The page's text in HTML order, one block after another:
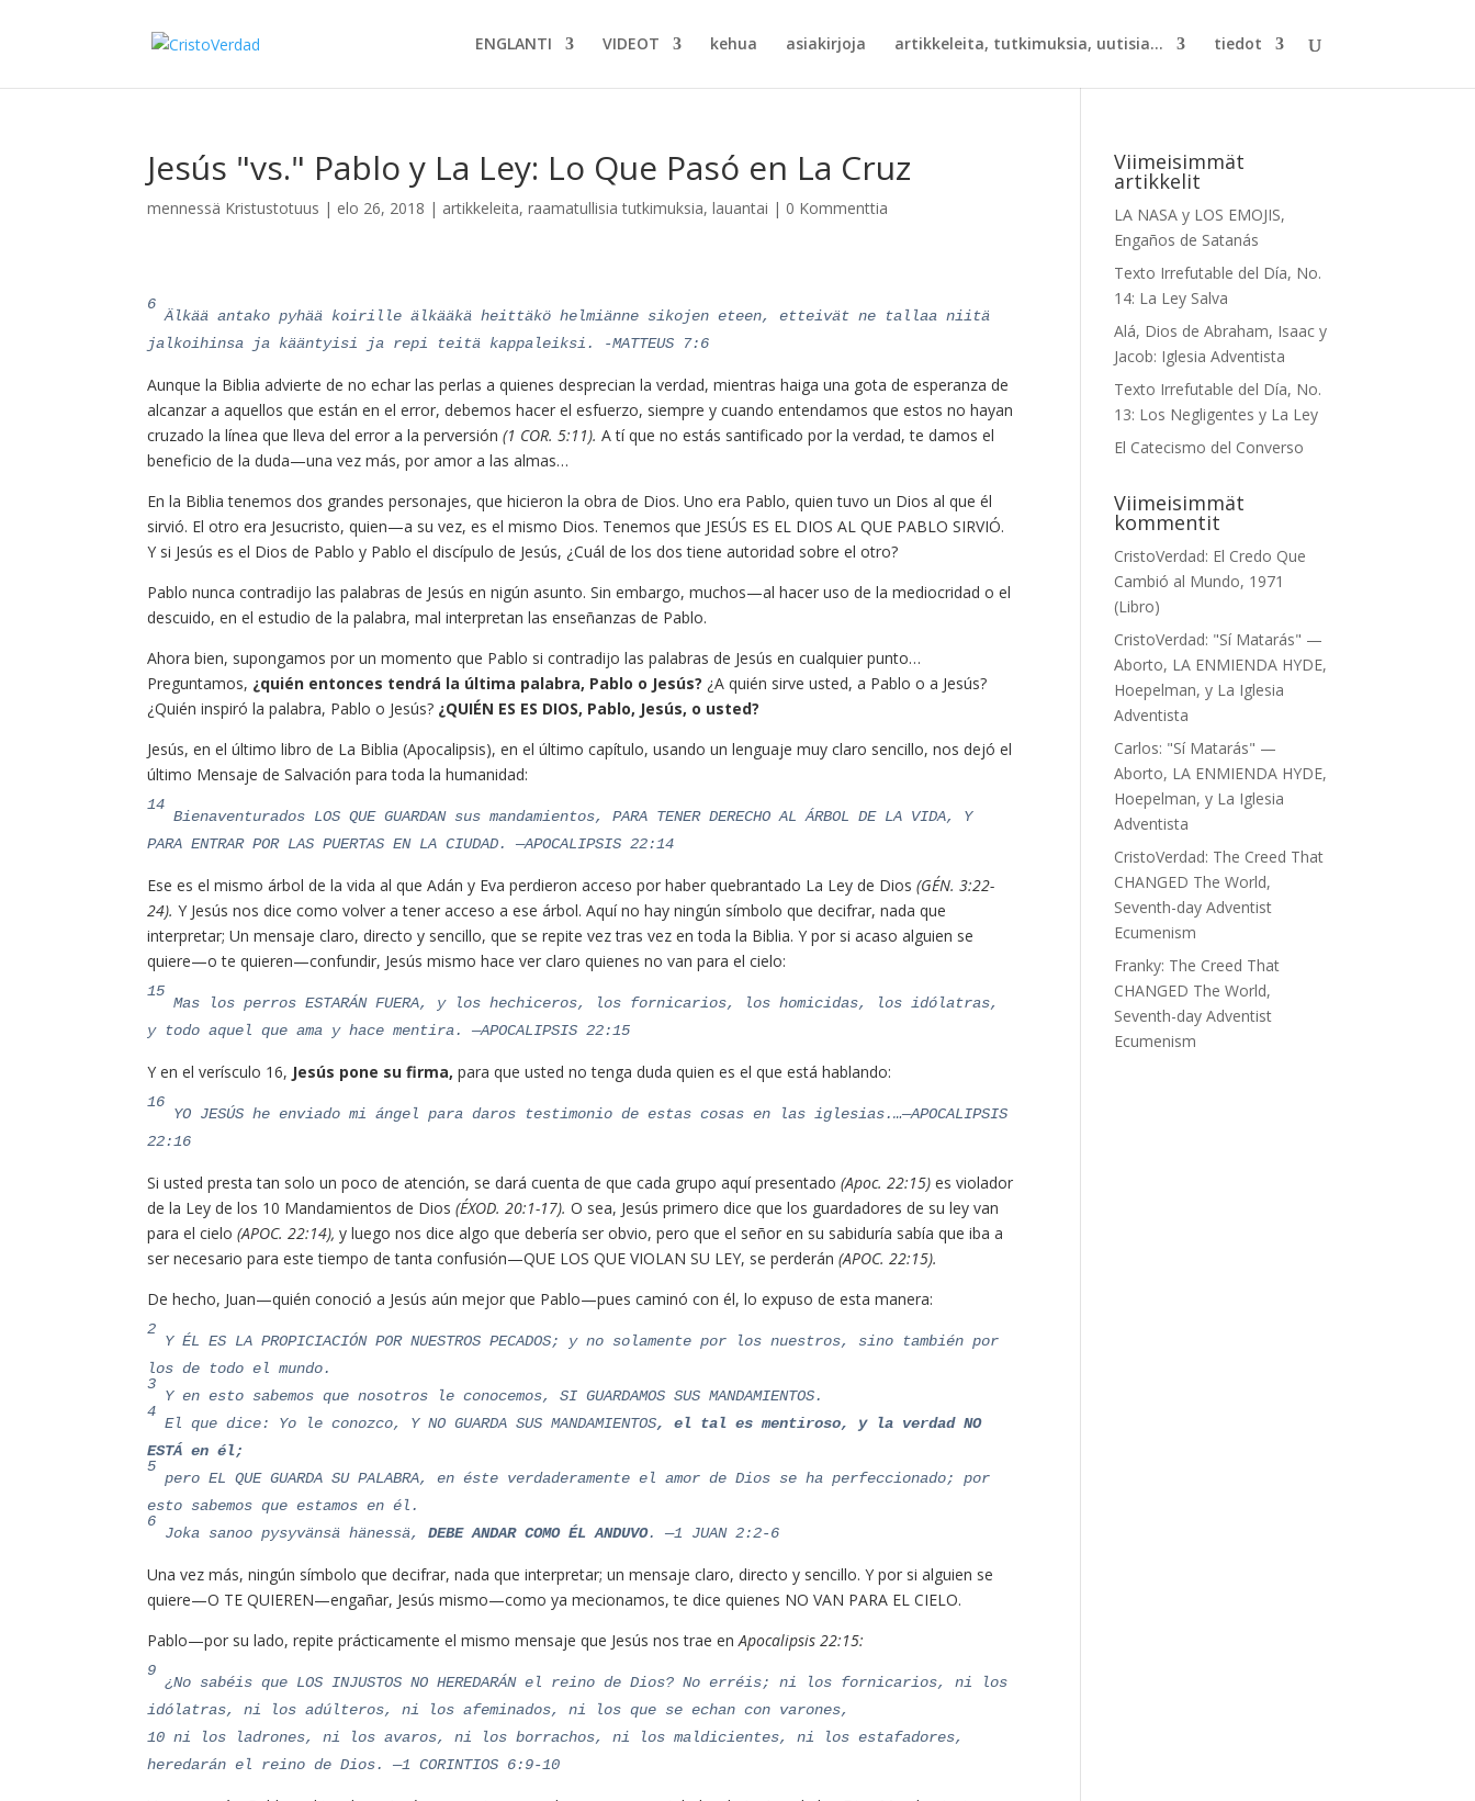
ENGLANTI VIDEOT kehua asiakirjoja artikkeleita, tutkimuksia, uutisia... tiedot
Jesús "vs." Pablo y La Ley: Lo Que Pasó en La Cruz
mennessä Kristustotuus | elo 26, 2018 | artikkeleita,raamatullisia tutkimuksia,lauantai | 0 Kommenttia
6
Älkää antako pyhää koirille älkääkä heittäkö helmiänne sikojen eteen, etteivät ne tallaa niitä
jalkoihinsa ja kääntyisi ja repi teitä kappaleiksi. -MATTEUS 7:6
Aunque la Biblia advierte de no echar las perlas a quienes desprecian la verdad, mientras haiga una gota de esperanza de
alcanzar a aquellos que están en el error, debemos hacer el esfuerzo, siempre y cuando entendamos que estos no hayan
cruzado la línea que lleva del error a la perversión(1 COR. 5:11). A tí que no estás santificado por la verdad, te damos el
beneficio de la duda—una vez más, por amor a las almas…
En la Biblia tenemos dos grandes personajes, que hicieron la obra de Dios. Uno era Pablo, quien tuvo un Dios al que él
sirvió. El otro era Jesucristo, quien—a su vez, es el mismo Dios. Tenemos que JESÚS ES EL DIOS AL QUE PABLO SIRVIÓ.
Y si Jesús es el Dios de Pablo y Pablo el discípulo de Jesús, ¿Cuál de los dos tiene autoridad sobre el otro?
Pablo nunca contradijo las palabras de Jesús en nigún asunto. Sin embargo, muchos—al hacer uso de la mediocridad o el
descuido, en el estudio de la palabra, mal interpretan las enseñanzas de Pablo.
Ahora bien, supongamos por un momento que Pablo si contradijo las palabras de Jesús en cualquier punto…
Preguntamos, ¿quién entonces tendrá la última palabra, Pablo o Jesús? ¿A quién sirve usted, a Pablo o a Jesús?
¿Quién inspiró la palabra, Pablo o Jesús? ¿QUIÉN ES ES DIOS, Pablo, Jesús, o usted?
Jesús, en el último libro de La Biblia (Apocalipsis), en el último capítulo, usando un lenguaje muy claro sencillo, nos dejó el
último Mensaje de Salvación para toda la humanidad:
14
Bienaventurados LOS QUE GUARDAN sus mandamientos, PARA TENER DERECHO AL ÁRBOL DE LA VIDA, Y
PARA ENTRAR POR LAS PUERTAS EN LA CIUDAD. —APOCALIPSIS 22:14
Ese es el mismo árbol de la vida al que Adán y Eva perdieron acceso por haber quebrantado La Ley de Dios(GÉN. 3:22-
24). Y Jesús nos dice como volver a tener acceso a ese árbol.Aquí no hay ningún símbolo que decifrar, nada que
interpretar; Un mensaje claro, directo y sencillo, que se repite vez tras vez en toda la Biblia. Y por si acaso alguien se
quiere—o te quieren—confundir, Jesús mismo hace ver claro quienes no van para el cielo:
15
Mas los perros ESTARÁN FUERA, y los hechiceros, los fornicarios, los homicidas, los idólatras,
y todo aquel que ama y hace mentira. —APOCALIPSIS 22:15
Y en el verísculo 16, Jesús pone su firma, para que usted no tenga duda quien es el que está hablando:
16
YO JESÚS he enviado mi ángel para daros testimonio de estas cosas en las iglesias.…—APOCALIPSIS
22:16
Si usted presta tan solo un poco de atención, se dará cuenta de que cada grupo aquí presentado (Apoc. 22:15) es violador
de la Ley de los 10 Mandamientos de Dios(ÉXOD. 20:1-17). O sea, Jesús primero dice que los guardadores de su ley van
para el cielo(APOC. 22:14), y luego nos dice algo que debería ser obvio, pero que el señor en su sabiduría sabía que iba a
ser necesario para este tiempo de tanta confusión—QUE LOS QUE VIOLAN SU LEY, se perderán(APOC. 22:15).
De hecho, Juan—quién conoció a Jesús aún mejor que Pablo—pues caminó con él, lo expuso de esta manera:
2
Y ÉL ES LA PROPICIACIÓN POR NUESTROS PECADOS; y no solamente por los nuestros, sino también por
los de todo el mundo.
3
Y en esto sabemos que nosotros le conocemos, SI GUARDAMOS SUS MANDAMIENTOS.
4
El que dice: Yo le conozco, Y NO GUARDA SUS MANDAMIENTOS, el tal es mentiroso, y la verdad NO
ESTÁ en él;
5
pero EL QUE GUARDA SU PALABRA, en éste verdaderamente el amor de Dios se ha perfeccionado; por
esto sabemos que estamos en él.
6
Joka sanoo pysyvänsä hänessä,DEBE ANDAR COMO ÉL ANDUVO. —1 JUAN 2:2-6
Una vez más, ningún símbolo que decifrar, nada que interpretar; un mensaje claro, directo y sencillo. Y por si alguien se
quiere—O TE QUIEREN—engañar, Jesús mismo—como ya mecionamos, te dice quienes NO VAN PARA EL CIELO.
Pablo—por su lado, repite prácticamente el mismo mensaje que Jesús nos trae enApocalipsis 22:15:
9
¿No sabéis que LOS INJUSTOS NO HEREDARÁN el reino de Dios? No erréis; ni los fornicarios, ni los
idólatras, ni los adúlteros, ni los afeminados, ni los que se echan con varones,
10 ni los ladrones, ni los avaros, ni los borrachos, ni los maldicientes, ni los estafadores,
heredarán el reino de Dios. —1 CORINTIOS 6:9-10
Viimeisimmät
artikkelit
LA NASA y LOS EMOJIS,
Engaños de Satanás
Texto Irrefutable del Día, No.
14: La Ley Salva
Alá, Dios de Abraham, Isaac y
Jacob: Iglesia Adventista
Texto Irrefutable del Día, No.
13: Los Negligentes y La Ley
El Catecismo del Converso
Viimeisimmät
kommentit
CristoVerdad: El Credo Que
Cambió al Mundo, 1971
(Libro)
CristoVerdad: "Sí Matarás" —
Aborto, LA ENMIENDA HYDE,
Hoepelman, y La Iglesia
Adventista
Carlos: "Sí Matarás" —
Aborto, LA ENMIENDA HYDE,
Hoepelman, y La Iglesia
Adventista
CristoVerdad: The Creed That
CHANGED The World,
Seventh-day Adventist
Ecumenism
Franky: The Creed That
CHANGED The World,
Seventh-day Adventist
Ecumenism